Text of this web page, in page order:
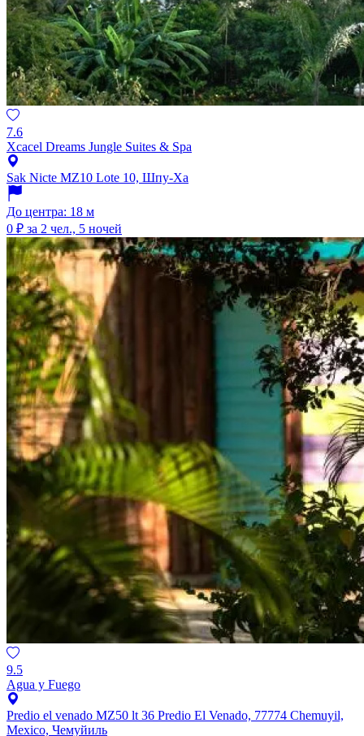
7.6
Xcacel Dreams Jungle Suites & Spa
Sak Nicte MZ10 Lote 10, Шпу-Ха
До центра: 18 м
0 ₽ за 2 чел., 5 ночей
9.5
Agua y Fuego
Predio el venado MZ50 lt 36 Predio El Venado, 77774 Chemuyil,
Mexico, Чемуйиль